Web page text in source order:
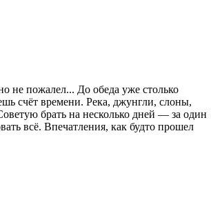
не пожалел... До обеда уже столько
счёт времени. Река, джунгли, слоны,
брать на несколько дней — за один
всё. Впечатления, как будто прошел